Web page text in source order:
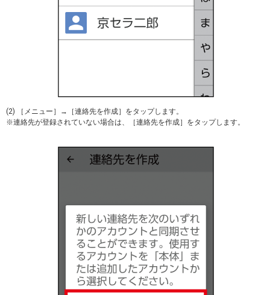
(2) ［メニュー］→［連絡先を作成］をタップします。
※連絡先が登録されていない場合は、［連絡先を作成］をタップします。